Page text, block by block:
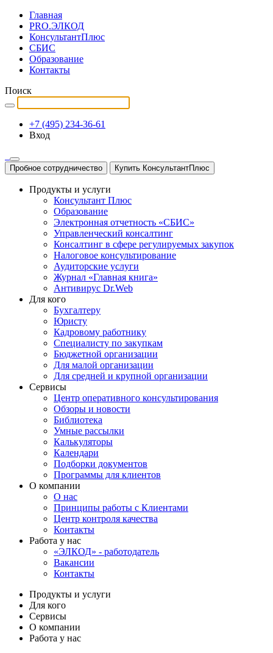
Главная
PRO.ЭЛКОД
КонсультантПлюс
СБИС
Образование
Контакты
Поиск
+7 (495) 234-36-61
Вход
Пробное сотрудничество Купить КонсультантПлюс
Продукты и услуги
Консультант Плюс
Образование
Электронная отчетность «СБИС»
Управленческий консалтинг
Консалтинг в сфере регулируемых закупок
Налоговое консультирование
Аудиторские услуги
Журнал «Главная книга»
Антивирус Dr.Web
Для кого
Бухгалтеру
Юристу
Кадровому работнику
Специалисту по закупкам
Бюджетной организации
Для малой организации
Для средней и крупной организации
Сервисы
Центр оперативного консультирования
Обзоры и новости
Библиотека
Умные рассылки
Калькуляторы
Календари
Подборки документов
Программы для клиентов
О компании
О нас
Принципы работы с Клиентами
Центр контроля качества
Контакты
Работа у нас
«ЭЛКОД» - работодатель
Вакансии
Контакты
Продукты и услуги
Для кого
Сервисы
О компании
Работа у нас